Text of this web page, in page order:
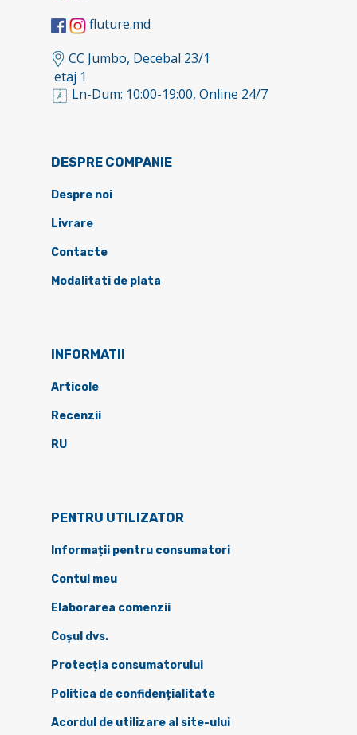
fluture.md
CC Jumbo, Decebal 23/1
etaj 1
Ln-Dum: 10:00-19:00, Online 24/7
DESPRE COMPANIE
Despre noi
Livrare
Contacte
Modalitati de plata
INFORMATII
Articole
Recenzii
RU
PENTRU UTILIZATOR
Informații pentru consumatori
Contul meu
Elaborarea comenzii
Coșul dvs.
Protecția consumatorului
Politica de confidențialitate
Acordul de utilizare al site-ului